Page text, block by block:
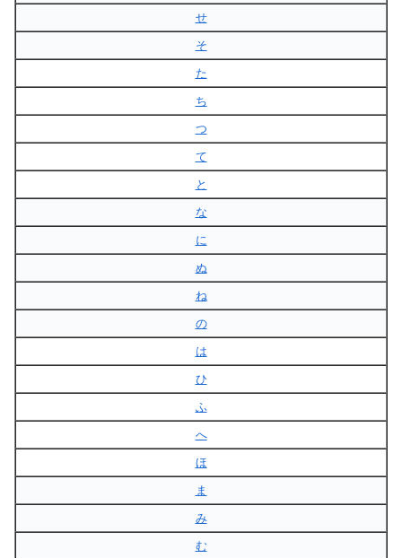
せ
そ
た
ち
つ
て
と
な
に
ぬ
ね
の
は
ひ
ふ
へ
ほ
ま
み
む